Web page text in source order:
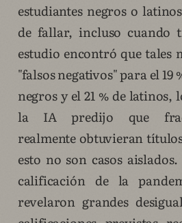
estudiantes negros o
de fallar, incluso cuando
estudio encontró que tales
"falsos negativos" para el 19
negros y el 21 % de latinos,
la IA predijo que
realmente obtuvieran
esto no son casos
calificación de la
revelaron grandes